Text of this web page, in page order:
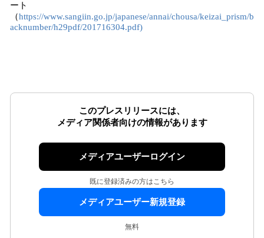
ート
（https://www.sangiin.go.jp/japanese/annai/chousa/keizai_prism/b
acknumber/h29pdf/201716304.pdf)
このプレスリリースには、
メディア関係者向けの情報があります
メディアユーザーログイン
既に登録済みの方はこちら
メディアユーザー新規登録
無料